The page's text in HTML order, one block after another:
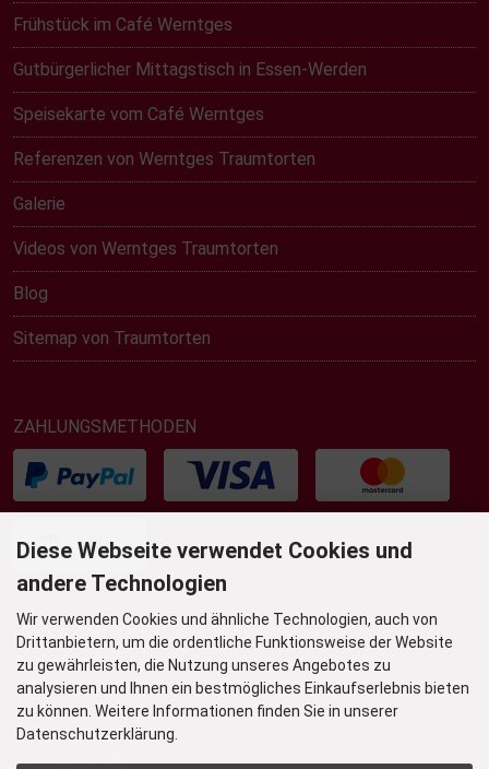
Frühstück im Café Werntges
Gutbürgerlicher Mittagstisch in Essen-Werden
Speisekarte vom Café Werntges
Referenzen von Werntges Traumtorten
Galerie
Videos von Werntges Traumtorten
Blog
Sitemap von Traumtorten
ZAHLUNGSMETHODEN
UNSER TORTENLADEN & BISTRO
Grafenstr. 36
45239 Essen-Werden
Öffnungszeiten
Mo-Fr 9-17 Uhr
Diese Webseite verwendet Cookies und
andere Technologien
Wir verwenden Cookies und ähnliche Technologien, auch von
Drittanbietern, um die ordentliche Funktionsweise der Website
zu gewährleisten, die Nutzung unseres Angebotes zu
analysieren und Ihnen ein bestmögliches Einkaufserlebnis bieten
zu können. Weitere Informationen finden Sie in unserer
Datenschutzerklärung.